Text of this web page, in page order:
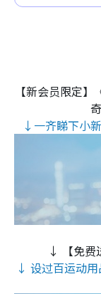
【新会员限定
↓一齐睇下小
↓ 【免费
↓ 设过百运动